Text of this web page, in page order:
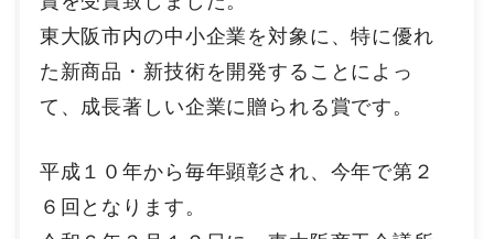
東大阪市内の中小企業を対象に、特に優れ
た新商品・新技術を開発することによっ
て、成長著しい企業に贈られる賞です。
平成１０年から毎年顕彰され、今年で第２
６回となります。